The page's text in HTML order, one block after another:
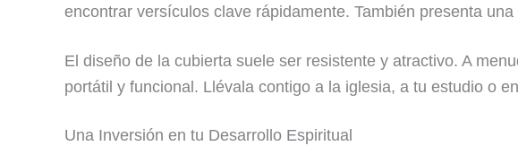
encontrar versículos clave rápidamente. También presenta
El diseño de la cubierta suele ser resistente y atractivo. A
portátil y funcional. Llévala contigo a la iglesia, a tu estudio o
Una Inversión en tu Desarrollo Espiritual